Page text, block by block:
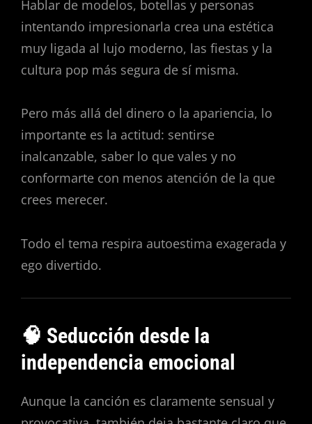
Hablar de modelos, botellas y personas
intentando impresionarla crea una estética
muy ligada al lujo moderno, las fiestas y la
cultura pop más segura de sí misma.
Pero más allá del dinero o la apariencia, lo
importante es la actitud: sentirse
inalcanzable, saber lo que vales y no
conformarte con menos atención de la que
crees merecer.
Todo el tema respira autoestima exagerada y
ego divertido.
🧠 Seducción desde la
independencia emocional
Aunque la canción es claramente sensual y